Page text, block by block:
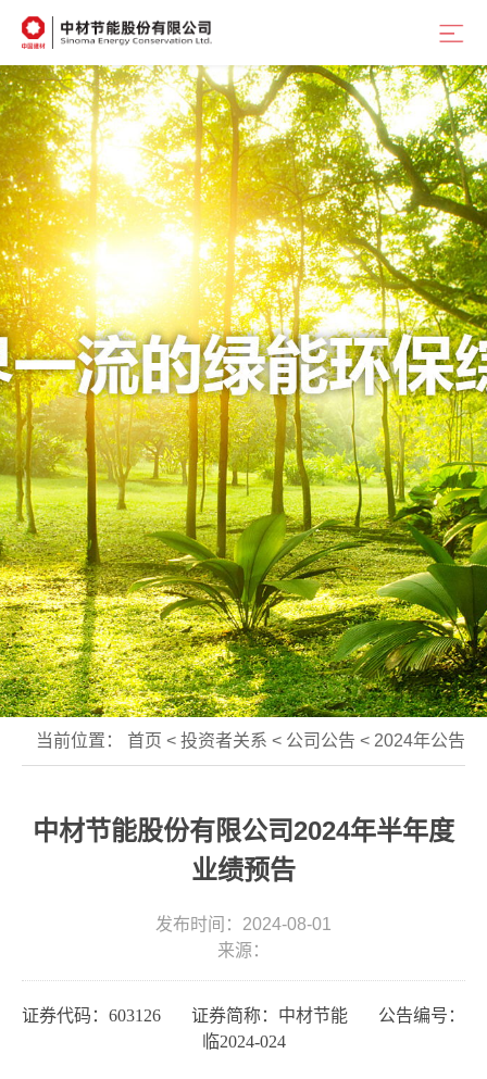
当前位置： 首页 < 投资者关系 < 公司公告 < 2024年公告
中材节能股份有限公司2024年半年度
业绩预告
发布时间：2024-08-01
来源：
证券代码： 603126 证券简称：中材节能 公告编号：
临2024-024